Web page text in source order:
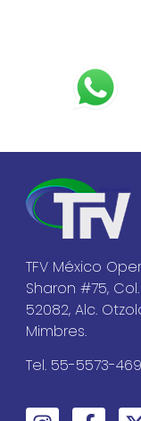
TFV México
Sharon #75,
52082, Alc.
Mimbres.
Tel. 55-5573-